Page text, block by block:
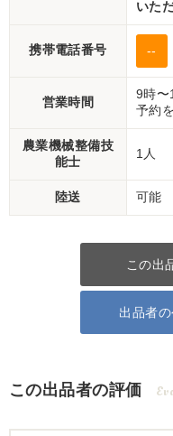
いた
携帯電話番号 --
営業時間
9時〜
予約
農業機械整備技
能士
1人
陸送 可能
この出
出品者
この出品者の評価